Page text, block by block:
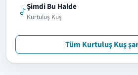
Şimdi Bu Halde
Kurtuluş Kuş
Tüm Kurtuluş Kuş